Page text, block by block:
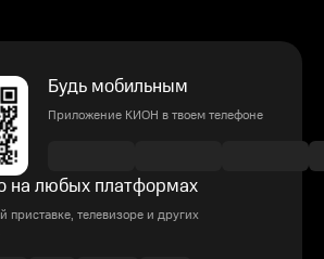
Будь мобильным
Приложение КИОН в твоем телефоне
на любых платформах
приставке, телевизоре и других